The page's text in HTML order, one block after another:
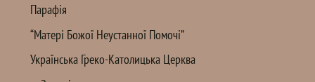
Парафія
“Матері Божої Неустанної Помочі”
Українська Греко-Католицька Церква